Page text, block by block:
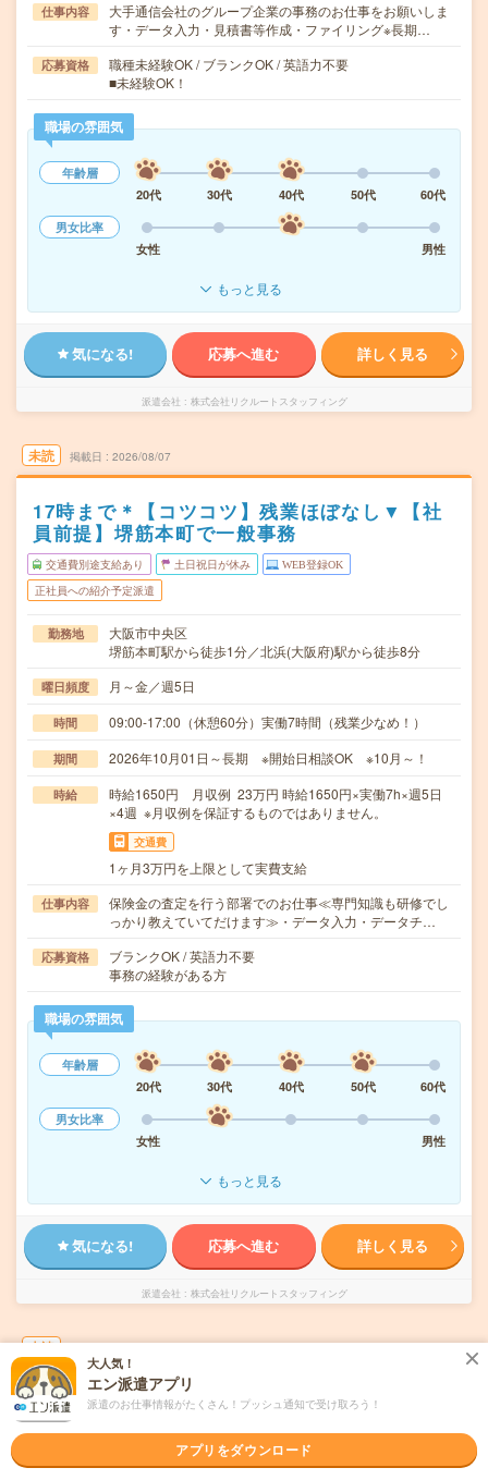
仕事内容
大手通信会社のグループ企業の事務のお仕事をお願いしま
す・データ入力・見積書等作成・ファイリング※長期…
応募資格
職種未経験OK / ブランクOK / 英語力不要
■未経験OK！
職場の雰囲気
年齢層
20代
30代 40代 50代
60代
男女比率
女性
男性
もっと見る
気になる! 応募へ進む 詳しく見る
派遣会社 株式会社リクルートスタッフィング
未読 掲載日 2026/08/07
17時まで＊【コツコツ】残業ほぼなし▼【社
員前提】堺筋本町で一般事務
交通費別途支給あり 土日祝日が休み WEB登録OK
正社員への紹介予定派遣
勤務地
大阪市中央区
堺筋本町駅から徒歩1分／北浜(大阪府)駅から徒歩8分
曜日頻度 月～金／週5日
時間 09:00-17:00（休憩60分）実働7時間（残業少なめ！）
期間 2026年10月01日～長期 ※開始日相談OK ※10月～！
時給
時給1650円 月収例 23万円 時給1650円×実働7h×週5日
×4週 ※月収例を保証するものではありません。
交通費
1ヶ月3万円を上限として実費支給
仕事内容
保険金の査定を行う部署でのお仕事≪専門知識も研修でし
っかり教えていてだけます≫・データ入力・データチ…
応募資格
ブランクOK / 英語力不要
事務の経験がある方
職場の雰囲気
年齢層
20代
30代 40代 50代
60代
男女比率
女性
男性
もっと見る
気になる! 応募へ進む 詳しく見る
派遣会社 株式会社リクルートスタッフィング
未読
17時まで＊残業ほぼなし▼自転車・バイク通
勤OK＊総持寺で一般事務
土日祝日が休み WEB登録OK
大人気！
エン派遣アプリ
派遣のお仕事情報がたくさん！プッシュ通知で受け取ろう！
アプリをダウンロード